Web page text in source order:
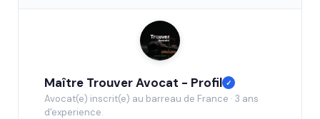
Maître Trouver Avocat - Profil ✓
Avocat(e) inscrit(e) au barreau de France · 3 ans
d'experience.